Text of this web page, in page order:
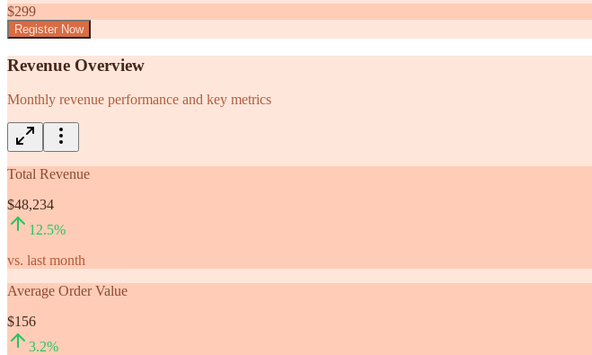
$299
Register Now
Revenue Overview
Monthly revenue performance and key metrics
Total Revenue
$48,234
12.5%
vs. last month
Average Order Value
$156
3.2%